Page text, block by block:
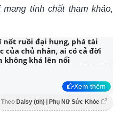
tính chất tham khảo,
nốt ruồi đại hung, phá tài
của chủ nhân, ai có cả đời
không khá lên nổi
Xem thêm
Theo Daisy (t/h) | Phụ Nữ Sức Khỏe